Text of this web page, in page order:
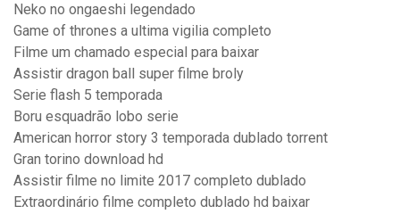
Neko no ongaeshi legendado
Game of thrones a ultima vigilia completo
Filme um chamado especial para baixar
Assistir dragon ball super filme broly
Serie flash 5 temporada
Boru esquadrão lobo serie
American horror story 3 temporada dublado torrent
Gran torino download hd
Assistir filme no limite 2017 completo dublado
Extraordinário filme completo dublado hd baixar